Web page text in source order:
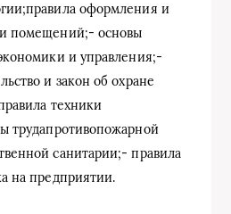
оформления и
помещений;- основы
и управления;-
и закон об охране
техники
трудапротивопожарной
санитарии;- правила
на предприятии.